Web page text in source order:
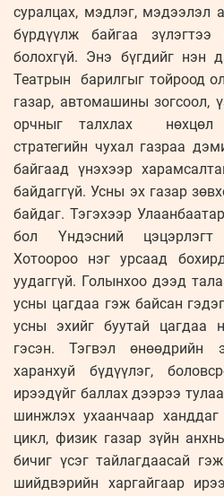
суралцах, мэдлэг, мэдээлэл
бүрдүүлж байгаа
болохгүй. Энэ бүгдийг нэн
Театрын барилгыг тойроод
газар, автомашины зогсоол,
орчныг талхлах нөхцөл
стратегийн чухал газраа
байгаад үнэхээр
байдаггүй. Усны эх газар
байдаг. Тэгэхээр
бол Үндэсний цэцэрлэгт
Хотоороо нэг урсаад
уудаггүй. Голынхоо дээд
усны цагдаа гэж байсан
усны эхийг буутай цагдаа
гэсэн. Тэгвэл өнөөдрийн
харанхуй бүдүүлэг,
ирээдүйг баллах дээрээ
шинжлэх ухаанчаар
цикл, физик газар зүйн
бичиг үсэг тайлагдаасай
шийдвэрийн харгайгаар